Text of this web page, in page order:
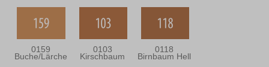
0159
Buche/Lärche
0103
Kirschbaum
0118
Birnbaum Hell